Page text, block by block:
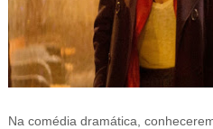
Na comédia dramática,